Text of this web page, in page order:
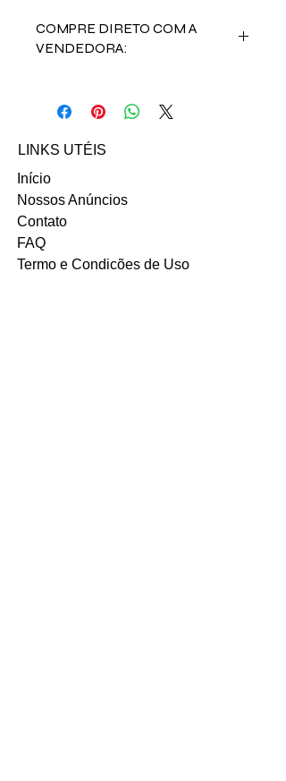
COMPRE DIRETO COM A
VENDEDORA:
Thaís Torritani ou no contato abaixo:
Email: thaistorritani@gmail.com
LINKS UTÉIS
Início
Nossos Anúncios
Contato
FAQ
Termo e Condições de Uso